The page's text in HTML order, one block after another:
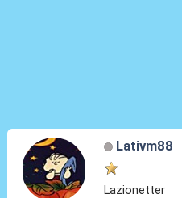
Lativm88
Lazionetter